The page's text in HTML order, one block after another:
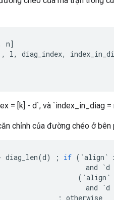
n]
l, diag_index,
= [k] - d`, và `index_in_diag
chỉnh của đường chéo ở bên
diag_len(d) ; if ( `align `
and
`d
( `align `
and
`d
; otherwise